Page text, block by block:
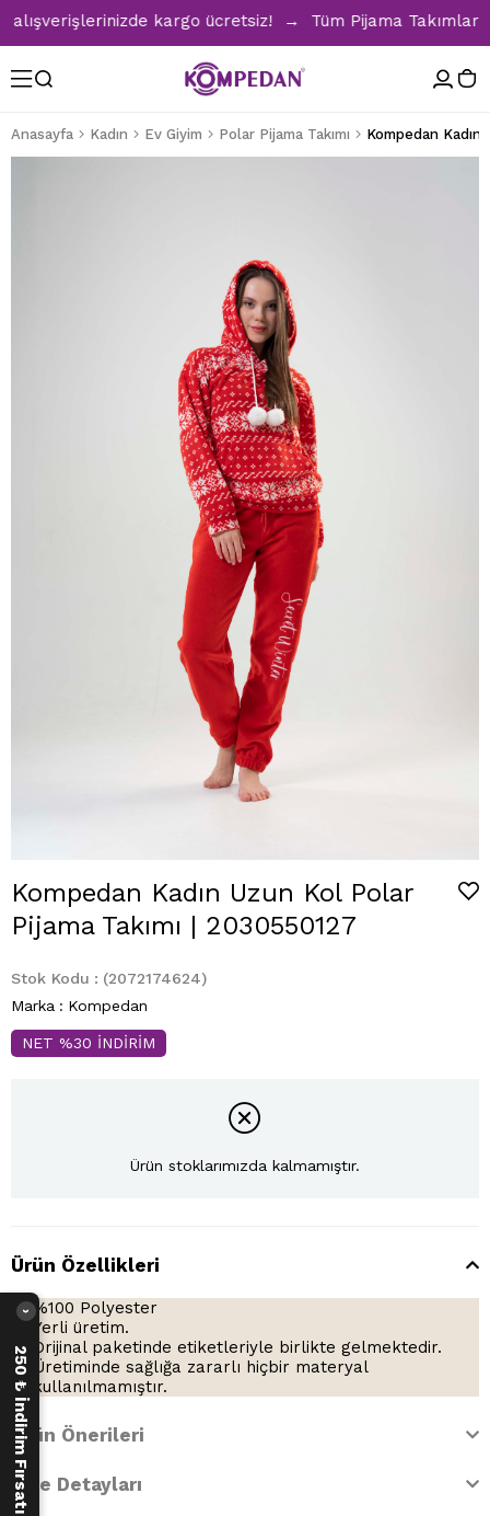
kargo ücretsiz! → Tüm Pijama
Anasayfa Kadın Ev Giyim Polar Pijama Takımı
Kompedan Kadın Uzun Kol Polar
Pijama Takımı | 2030550127
Stok Kodu
(2072174624)
Marka : Kompedan
NET %30 İNDİRİM
Ürün stoklarımızda kalmamıştır.
Ürün Özellikleri
%100 Polyester
Yerli üretim.
Orijinal paketinde etiketleriyle birlikte gelmektedir.
Üretiminde sağlığa zararlı hiçbir materyal
kullanılmamıştır.
Ürün Önerileri
İade Detayları
250 ₺ İndirim Fırsatı
›